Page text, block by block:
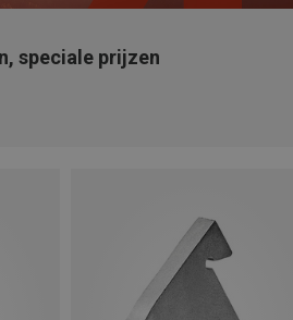
speciale prijzen